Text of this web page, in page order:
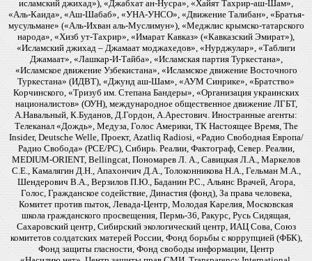
исламский джихад»), «Джабхат ан-Нусра», «Хайят Тахрир-аш-Шам»,
«Аль-Каида», «Аш-Шабаб», «УНА-УНСО», «Движение Талибан», «Братья-
мусульмане» («Аль-Ихван аль-Муслимун»), «Меджлис крымско-татарского
народа», «Хизб ут-Тахрир», «Имарат Кавказ» («Кавказский Эмират»),
«Исламский джихад – Джамаат моджахедов», «Нурджулар», «Таблиги
Джамаат», «Лашкар-И-Тайба», «Исламская партия Туркестана»,
«Исламское движение Узбекистана», «Исламское движение Восточного
Туркестана» (ИДВТ), «Джунд аш-Шам», «АУМ Синрике», «Братство»
Корчинского, «Тризуб им. Степана Бандеры», «Организация украинских
националистов» (ОУН), международное общественное движение ЛГБТ,
А.Навальный, К.Буданов, Д.Гордон, А.Арестович. Иностранные агенты:
Телеканал «Дождь», Медуза, Голос Америки, ТК Настоящее Время, The
Insider, Deutsche Welle, Проект, Azatliq Radiosi, «Радио Свободная Европа/
Радио Свобода» (PCE/PC), Сибирь. Реалии, Фактограф, Север. Реалии,
MEDIUM-ORIENT, Bellingcat, Пономарев Л. А., Савицкая Л.А., Маркелов
С.Е., Камалягин Д.Н., Апахончич Д.А., Толоконникова Н.А., Гельман М.А.,
Шендерович В.А., Верзилов П.Ю., Баданин Р.С., Альянс Врачей, Агора,
Голос, Гражданское содействие, Династия (фонд), За права человека,
Комитет против пыток, Левада-Центр, Молодая Карелия, Московская
школа гражданского просвещения, Пермь-36, Ракурс, Русь Сидящая,
Сахаровский центр, Сибирский экологический центр, ИАЦ Сова, Союз
комитетов солдатских матерей России, Фонд борьбы с коррупцией (ФБК),
Фонд защиты гласности, Фонд свободы информации, Центр